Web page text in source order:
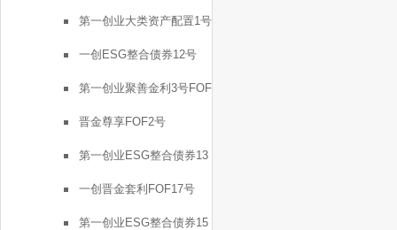
号
第一创业大类资产配置1号
一创ESG整合债券12号
第一创业聚善金利3号FOF
晋金尊享FOF2号
第一创业ESG整合债券13
号
一创晋金套利FOF17号
第一创业ESG整合债券15